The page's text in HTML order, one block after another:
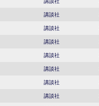
講談社
講談社
講談社
講談社
講談社
講談社
講談社
講談社